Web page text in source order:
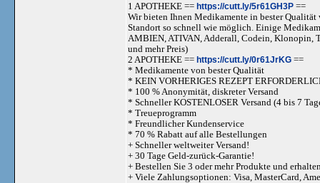
1 APOTHEKE == https://cutt.ly/5r61GH3P ==
Wir bieten Ihnen Medikamente in bester
Standort so schnell wie möglich. Einige
AMBIEN, ATIVAN, Adderall, Codein, Klonopin,
und mehr Preis)
2 APOTHEKE == https://cutt.ly/0r61JrKG ==
* Medikamente von bester Qualität
* KEIN VORHERIGES REZEPT
* 100 % Anonymität, diskreter Versand
* Schneller KOSTENLOSER Versand (4 bis 7
* Treueprogramm
* Freundlicher Kundenservice
* 70 % Rabatt auf alle Bestellungen
+ Schneller weltweiter Versand!
+ 30 Tage Geld-zurück-Garantie!
+ Bestellen Sie 3 oder mehr Produkte und
+ Viele Zahlungsoptionen: Visa, MasterCard,